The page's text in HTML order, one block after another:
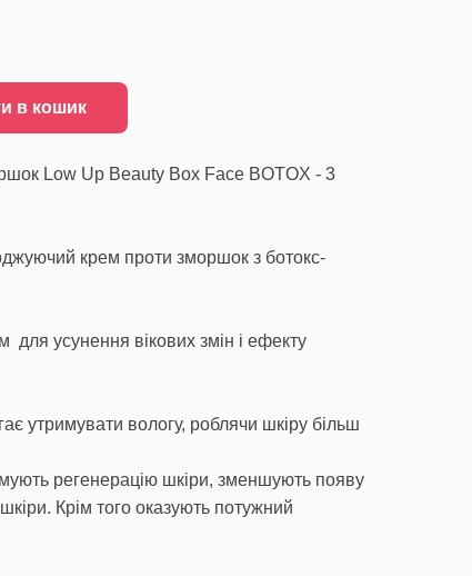
в кошик
Low Up Beauty Box Face BOTOX - 3
крем проти зморшок з ботокс-
для усунення вікових змін і ефекту
утримувати вологу, роблячи шкіру більш
регенерацію шкіри, зменшують появу
Крім того оказують потужний